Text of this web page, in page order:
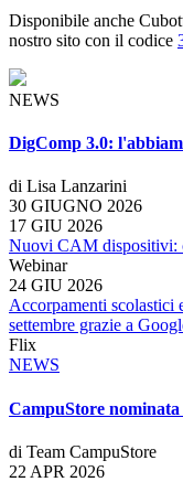
Disponibile anche
nostro sito con il codice
NEWS
DigComp 3.0:
di Lisa Lanzarini
30 GIUGNO 2026
17 GIU 2026
Nuovi CAM dispositivi:
Webinar
24 GIU 2026
Accorpamenti scolastici
settembre grazie a
Flix
NEWS
CampuStore
di Team CampuStore
22 APR 2026